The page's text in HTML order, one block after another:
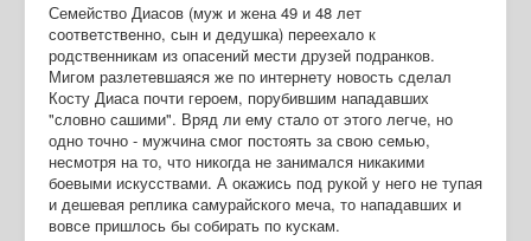
Семейство Диасов (муж и жена 49 и 48 лет
соответственно, сын и дедушка) переехало к
родственникам из опасений мести друзей подранков.
Мигом разлетевшаяся же по интернету новость сделал
Косту Диаса почти героем, порубившим нападавших
"словно сашими". Вряд ли ему стало от этого легче, но
одно точно - мужчина смог постоять за свою семью,
несмотря на то, что никогда не занимался никакими
боевыми искусствами. А окажись под рукой у него не тупая
и дешевая реплика самурайского меча, то нападавших и
вовсе пришлось бы собирать по кускам.